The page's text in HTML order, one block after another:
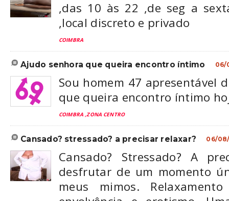
,das 10 às 22 ,de seg a
,local discreto e privado
COIMBRA
ajudo senhora que queira encontro íntimo 06/
Sou homem 47 apresentável
que queira encontro íntimo
COIMBRA ,ZONA CENTRO
cansado? stressado? a precisar relaxar? 06/
Cansado? Stressado? A
desfrutar de um momento
meus mimos.